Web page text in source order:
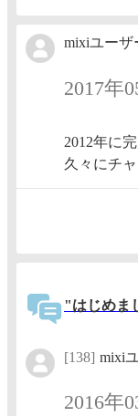
mixiユーザ
2017年
2012年に
久々にチ
"はじめま
[138] mixi
2016年